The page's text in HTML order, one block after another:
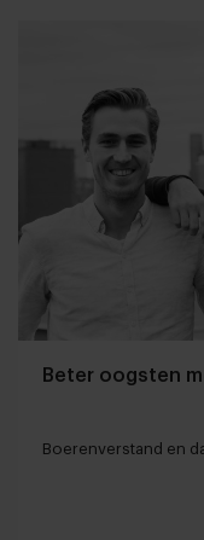
Beter oogsten
Boerenverstand en